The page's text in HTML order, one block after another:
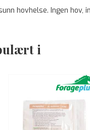
hovhelse. Ingen hov,
i